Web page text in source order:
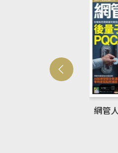
網管